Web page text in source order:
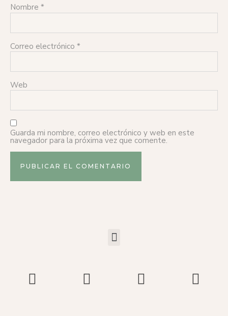
Nombre *
Correo electrónico *
Web
Guarda mi nombre, correo electrónico y web en este
navegador para la próxima vez que comente.